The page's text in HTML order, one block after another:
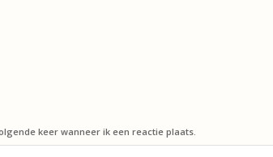
keer wanneer ik een reactie plaats.